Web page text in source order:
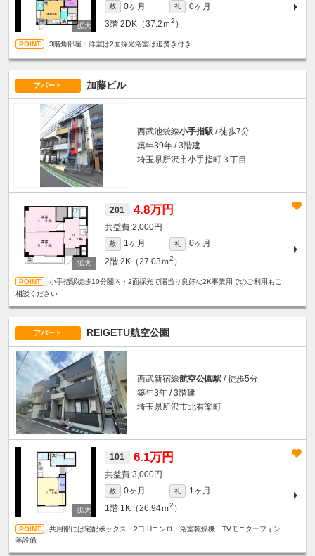
敷 0ヶ月 礼
0ヶ月
3階 2DK（37.2ｍ2 ）
3階角部屋・洋室は2面採光浴室は追焚き付き
アパート 加藤ビル
西武池袋線小手指駅 / 徒歩7分
築年39年 / 3階建
埼玉県所沢市小手指町３丁目
201 4.8万円
2,000円
敷 1ヶ月 礼
0ヶ月
2階 2K（27.03ｍ2 ）
小手指駅徒歩10分圏内・2面採光で陽当り良好な2K事業用でのご利用もご
相談ください
アパート REIGETU航空公園
西武新宿線航空公園駅 / 徒歩5分
築年3年 / 3階建
埼玉県所沢市北有楽町
101 6.1万円
3,000円
敷 0ヶ月 礼
1ヶ月
1階 1K（26.94ｍ2 ）
共用部には宅配ボックス・2口IHコンロ・浴室乾燥機・TVモニターフォン
等設備